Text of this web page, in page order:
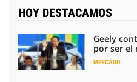
HOY DESTACAMOS
Geely
por ser el
MERCADO